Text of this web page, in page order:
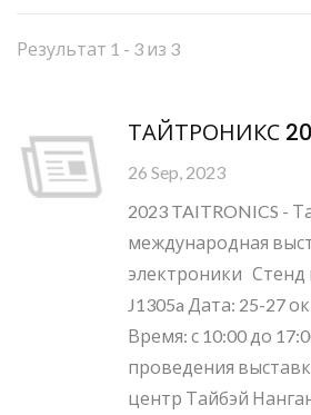
Результат 1 - 3 из 3
ТАЙТРОНИКС
26 Sep, 2023
2023 TAITRONICS -
международная
электроники
J1305a Дата: 25-27
Время: с 10:00 до
проведения
центр Тайбэй